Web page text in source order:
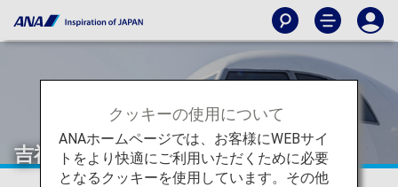
吉祥航空（HO）
クッキーの使用について
ANAホームページでは、お客様にWEBサイ
トをより快適にご利用いただくために必要
となるクッキーを使用しています。その他